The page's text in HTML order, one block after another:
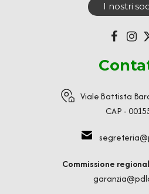
I nostri
Viale Battista
CAP -
Commissione